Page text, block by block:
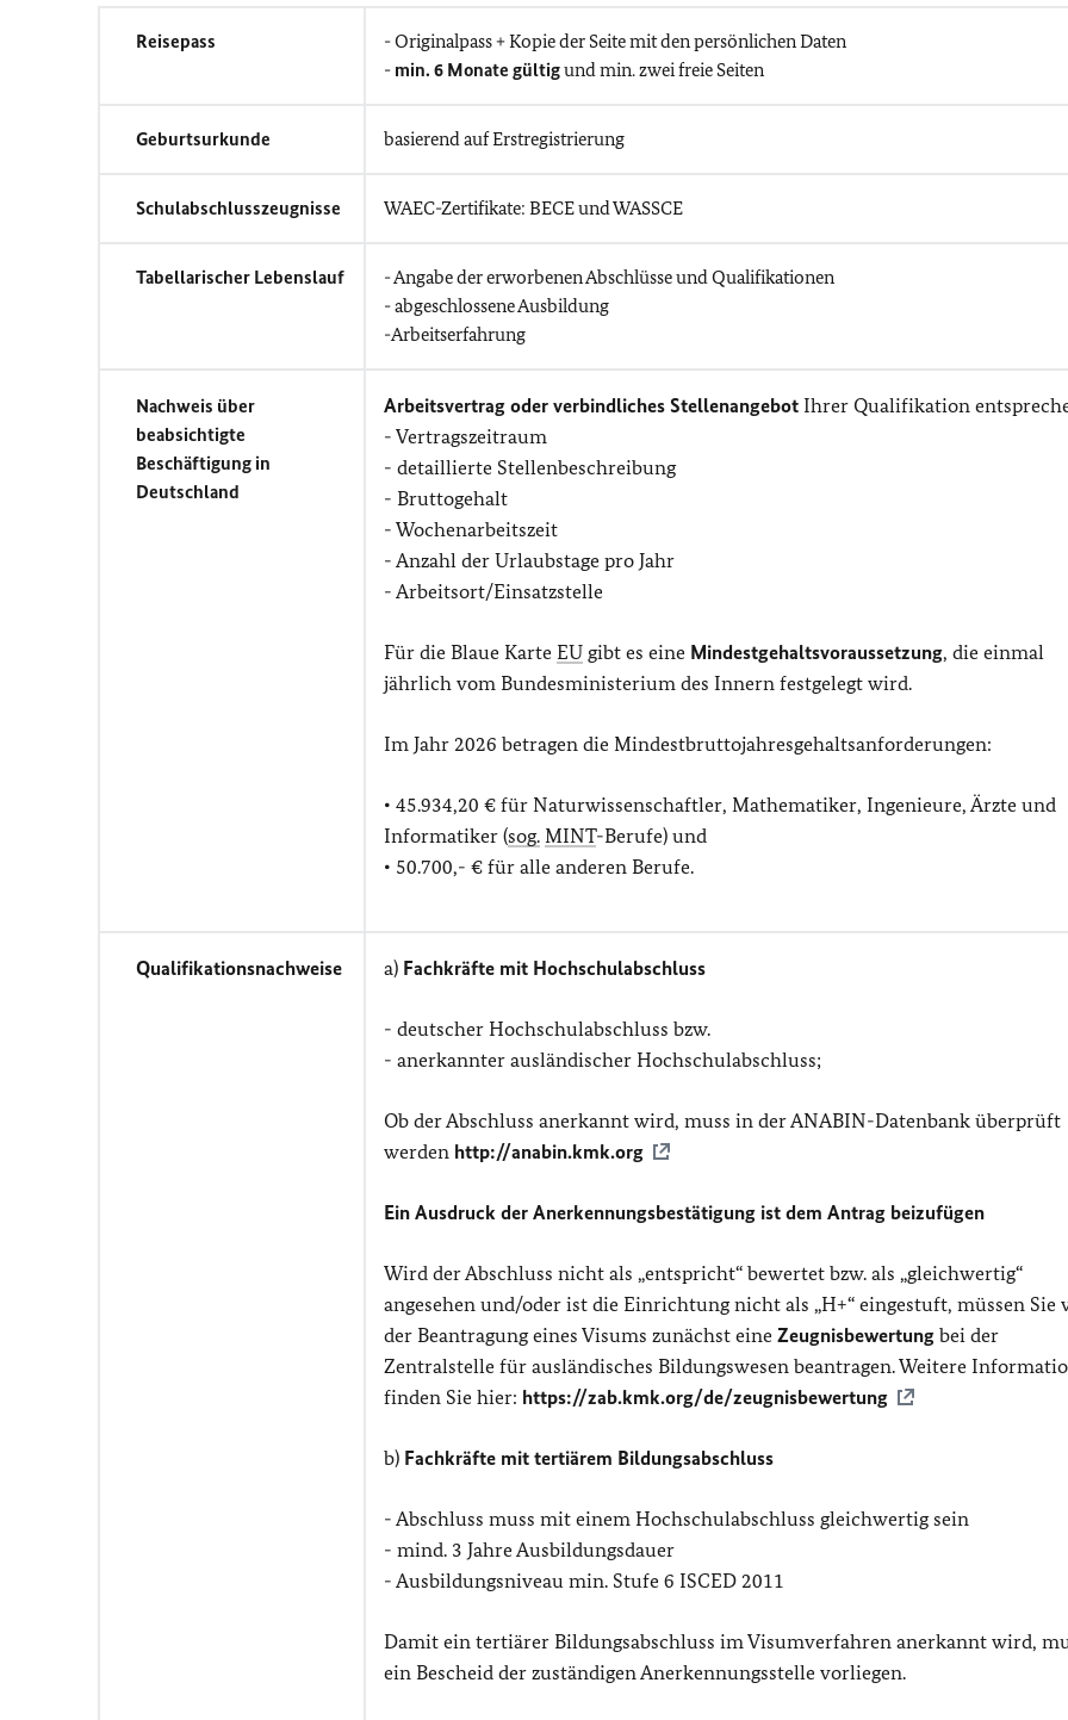
Reisepass
- Originalpass + Kopie der Seite mit den persönlichen Daten
- min. 6 Monate gültigund min. zwei freie Seiten
Geburtsurkunde basierend auf Erstregistrierung
Schulabschlusszeugnisse WAEC-Zertifikate: BECE und WASSCE
Tabellarischer Lebenslauf
- Angabe der erworbenen Abschlüsse und Qualifikationen
- abgeschlossene Ausbildung
-Arbeitserfahrung
Nachweis über
beabsichtigte
Beschäftigung in
Deutschland
Arbeitsvertrag oder verbindliches Stellenangebot Ihrer Qualifikation
- Vertragszeitraum
- detaillierte Stellenbeschreibung
- Bruttogehalt
- Wochenarbeitszeit
- Anzahl der Urlaubstage pro Jahr
- Arbeitsort/Einsatzstelle
Für die Blaue Karte EU gibt es eine Mindestgehaltsvoraussetzung, die einmal
jährlich vom Bundesministerium des Innern festgelegt wird.
Im Jahr 2026 betragen die Mindestbruttojahresgehaltsanforderungen:
• 45.934,20 € für Naturwissenschaftler, Mathematiker, Ingenieure, Ärzte und
Informatiker (sog. MINT-Berufe) und
• 50.700,- € für alle anderen Berufe.
Qualifikationsnachweise a) Fachkräfte mit Hochschulabschluss
- deutscher Hochschulabschluss bzw.
- anerkannter ausländischer Hochschulabschluss;
Ob der Abschluss anerkannt wird, muss in der ANABIN-Datenbank überprüft
werden http://anabin.kmk.org
Ein Ausdruck der Anerkennungsbestätigung ist dem Antrag beizufügen
Wird der Abschluss nicht als „entspricht“ bewertet bzw. als „gleichwertig“
angesehen und/oder ist die Einrichtung nicht als „H+“ eingestuft, müssen Sie
der Beantragung eines Visums zunächst eine Zeugnisbewertung bei der
Zentralstelle für ausländisches Bildungswesen beantragen. Weitere
finden Sie hier: https://zab.kmk.org/de/zeugnisbewertung
b) Fachkräfte mit tertiärem Bildungsabschluss
- Abschluss muss mit einem Hochschulabschluss gleichwertig sein
- mind. 3 Jahre Ausbildungsdauer
- Ausbildungsniveau min. Stufe 6 ISCED 2011
Damit ein tertiärer Bildungsabschluss im Visumverfahren anerkannt wird,
ein Bescheid der zuständigen Anerkennungsstelle vorliegen.